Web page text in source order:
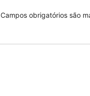
Campos obrigatórios são